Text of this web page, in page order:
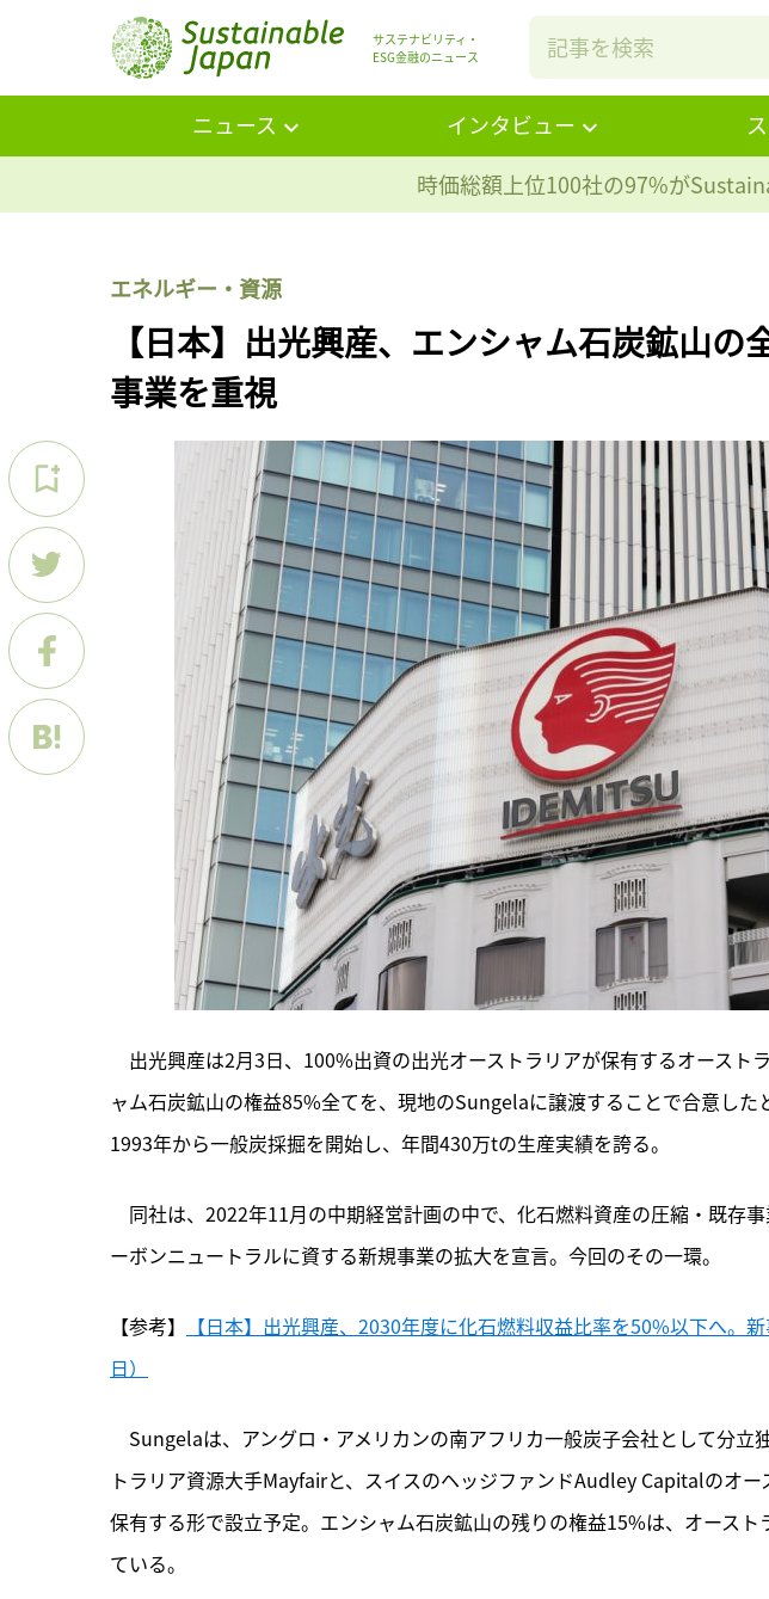
サステナビリティ・
ESG金融のニュース
ニュース インタビュー
時価総額上位100社の97%が
エネルギー・資源
【日本】出光興産、エンシャム石炭鉱山の
事業を重視
出光興産は2月3日、100%出資の出光オーストラリアが保有するオースト
ャム石炭鉱山の権益85%全てを、現地のSungelaに譲渡することで合意した
1993年から一般炭採掘を開始し、年間430万tの生産実績を誇る。
同社は、 2022年11月の中期経営計画の中で、化石燃料資産の圧縮・既存
ーボンニュートラルに資する新規事業の拡大を宣言。今回のその一環。
【参考】
【日本】出光興産、2030年度に化石燃料収益比率を50%以下へ。
日）
Sungelaは、アングロ・アメリカンの南アフリカ一般炭子会社として分立
トラリア資源大手Mayfairと、スイスのヘッジファンドAudley Capitalのオ
保有する形で設立予定。エンシャム石炭鉱山の残りの権益15%は、オース
ている。